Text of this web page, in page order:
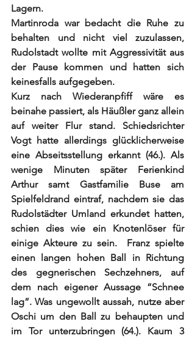
Lagern.
Martinroda war bedacht die Ruhe zu
behalten und nicht viel zuzulassen,
Rudolstadt wollte mit Aggressivität aus
der Pause kommen und hatten sich
keinesfalls aufgegeben.
Kurz nach Wiederanpfiff wäre es
beinahe passiert, als Häußler ganz allein
auf weiter Flur stand. Schiedsrichter
Vogt hatte allerdings glücklicherweise
eine Abseitsstellung erkannt (46.). Als
wenige Minuten später Ferienkind
Arthur samt Gastfamilie Buse am
Spielfeldrand eintraf, nachdem sie das
Rudolstädter Umland erkundet hatten,
schien dies wie ein Knotenlöser für
einige Akteure zu sein.  Franz spielte
einen langen hohen Ball in Richtung
des gegnerischen Sechzehners, auf
dem nach eigener Aussage “Schnee
lag”. Was ungewollt aussah, nutze aber
Oschi um den Ball zu behaupten und
im Tor unterzubringen (64.). Kaum 3